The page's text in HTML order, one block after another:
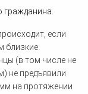
гражданина.
если
близкие
(в том числе не
не предъявили
на протяжении